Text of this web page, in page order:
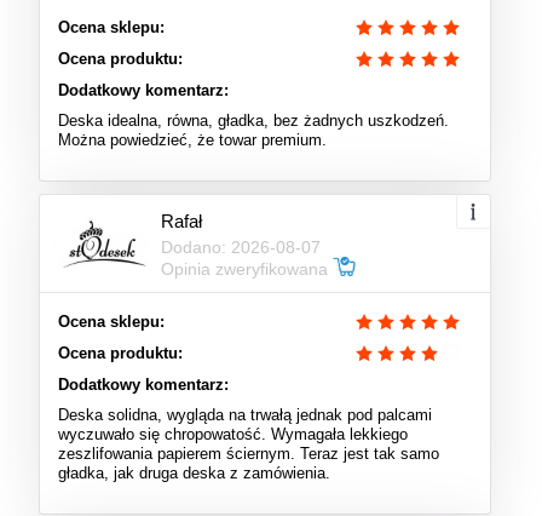
Ocena sklepu:
Ocena produktu:
Dodatkowy komentarz:
Deska idealna, równa, gładka, bez żadnych uszkodzeń.
Można powiedzieć, że towar premium.
Rafał
Dodano: 2026-08-07
Opinia zweryfikowana
Ocena sklepu:
Ocena produktu:
Dodatkowy komentarz:
Deska solidna, wygląda na trwałą jednak pod palcami
wyczuwało się chropowatość. Wymagała lekkiego
zeszlifowania papierem ściernym. Teraz jest tak samo
gładka, jak druga deska z zamówienia.